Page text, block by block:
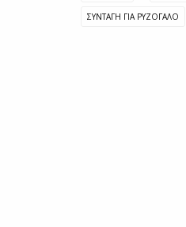
ΣΥΝΤΑΓΉ ΓΙΑ ΡΥΖΌΓΑΛΟ